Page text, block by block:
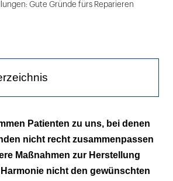
Gute Gründe fürs Reparieren
Patienten zu uns, bei denen
nicht recht zusammenpassen
Maßnahmen zur Herstellung
nicht den gewünschten